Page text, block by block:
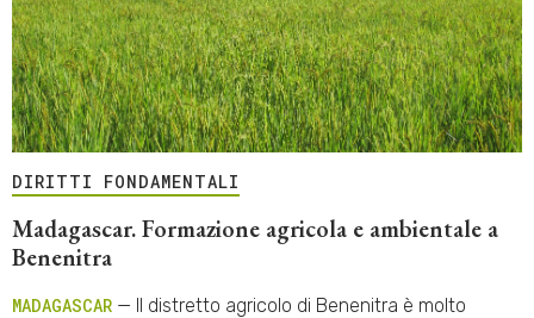
DIRITTI FONDAMENTALI
Madagascar. Formazione agricola e ambientale a
Benenitra
MADAGASCAR — Il distretto agricolo di Benenitra è molto